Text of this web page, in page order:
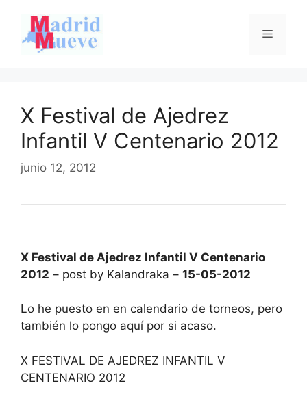
contenido
Menú
X Festival de Ajedrez
Infantil V Centenario 2012
junio 12, 2012
X Festival de Ajedrez Infantil V Centenario
2012 – post by Kalandraka – 15-05-2012
Lo he puesto en en calendario de torneos, pero
también lo pongo aquí por si acaso.
X FESTIVAL DE AJEDREZ INFANTIL V
CENTENARIO 2012